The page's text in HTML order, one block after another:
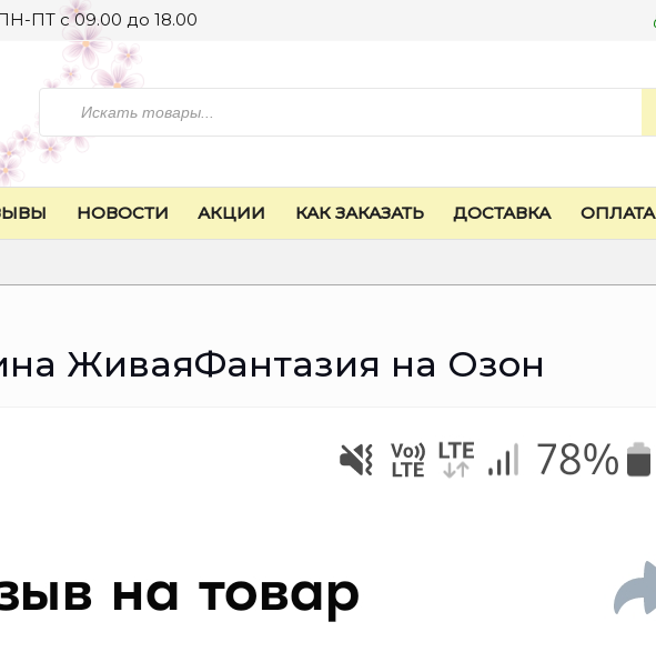
ПТ с 09.00 до 18.00
НОВОСТИ АКЦИИ КАК ЗАКАЗАТЬ ДОСТАВКА ОПЛАТА
ЖиваяФантазия на Озон